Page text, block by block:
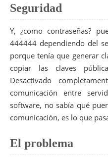
Seguridad
Y, ¿como contraseñas?
444444 dependiendo del
porque tenía que generar
copiar las claves
Desactivado
comunicación entre
software, no sabía qué
comunicación, es lo que
El problema